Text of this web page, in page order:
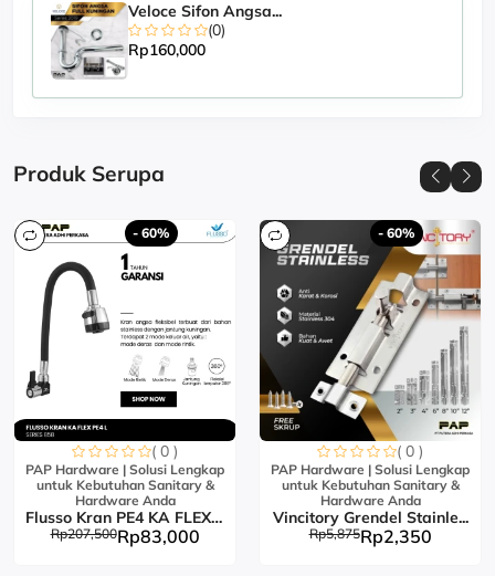
Veloce Sifon Angsa...
(0)
Rp160,000
Produk Serupa
- 60%
( 0 )
PAP Hardware | Solusi Lengkap
untuk Kebutuhan Sanitary &
Hardware Anda
Flusso Kran PE4 KA FLEX L...
Rp207,500Rp83,000
- 60%
( 0 )
PAP Hardware | Solusi Lengkap
untuk Kebutuhan Sanitary &
Hardware Anda
Vincitory Grendel Stainle...
Rp5,875Rp2,350